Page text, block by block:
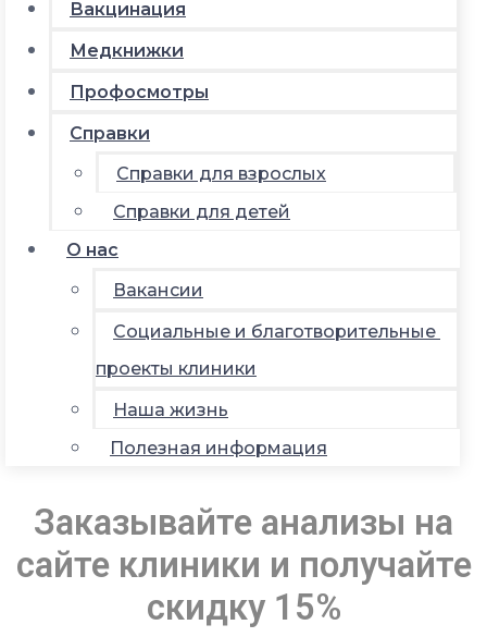
Вакцинация
Медкнижки
Профосмотры
Справки
Справки для взрослых
Справки для детей
О нас
Вакансии
Социальные и благотворительные
проекты клиники
Наша жизнь
Полезная информация
Заказывайте анализы на
сайте клиники и получайте
скидку 15%